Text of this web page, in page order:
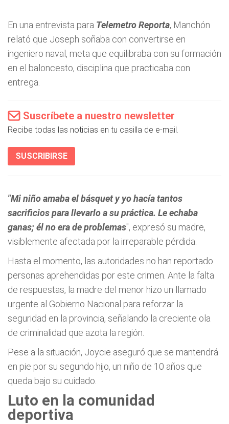
En una entrevista para Telemetro Reporta, Manchón
relató que Joseph soñaba con convertirse en
ingeniero naval, meta que equilibraba con su formación
en el baloncesto, disciplina que practicaba con
entrega.
Suscríbete a nuestro newsletter
Recibe todas las noticias en tu casilla de e-mail.
SUSCRIBIRSE
"Mi niño amaba el básquet y yo hacía tantos
sacrificios para llevarlo a su práctica. Le echaba
ganas; él no era de problemas", expresó su madre,
visiblemente afectada por la irreparable pérdida.
Hasta el momento, las autoridades no han reportado
personas aprehendidas por este crimen. Ante la falta
de respuestas, la madre del menor hizo un llamado
urgente al Gobierno Nacional para reforzar la
seguridad en la provincia, señalando la creciente ola
de criminalidad que azota la región.
Pese a la situación, Joycie aseguró que se mantendrá
en pie por su segundo hijo, un niño de 10 años que
queda bajo su cuidado.
Luto en la comunidad
deportiva